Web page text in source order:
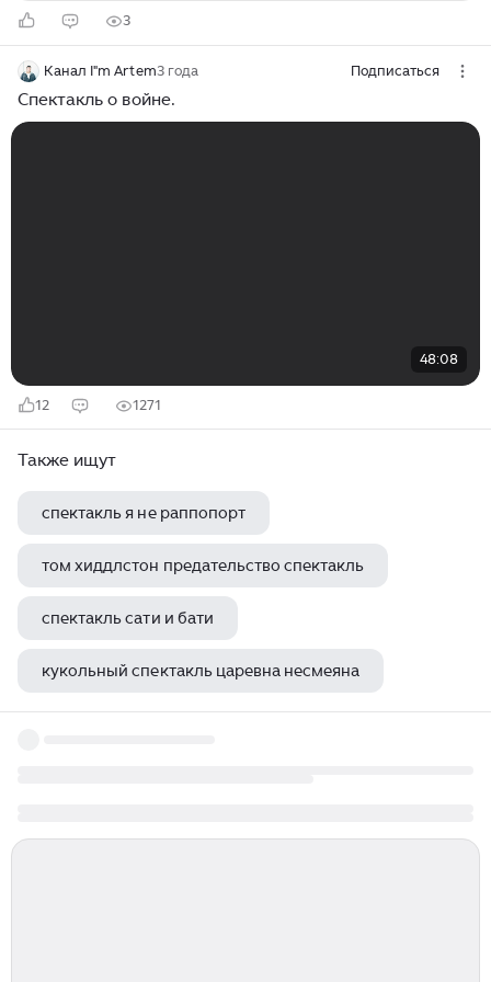
3
Канал I"m Artem3 года Подписаться
Спектакль о войне.
48:08
12 1271
Также ищут
спектакль я не раппопорт
том хиддлстон предательство спектакль
спектакль сати и бати
кукольный спектакль царевна несмеяна